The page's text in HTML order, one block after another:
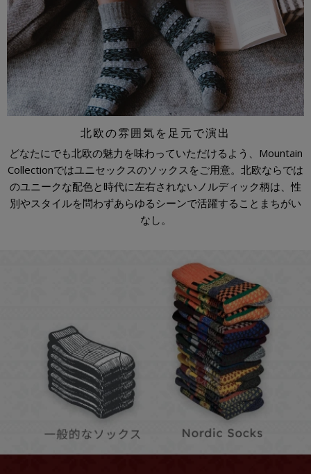
北欧の雰囲気を足元で演出
どなたにでも北欧の魅力を味わっていただけるよう、Mountain
Collectionではユニセックスのソックスをご用意。北欧ならでは
のユニークな配色と時代に左右されないノルディック柄は、性
別やスタイルを問わずあらゆるシーンで活躍することまちがい
なし。